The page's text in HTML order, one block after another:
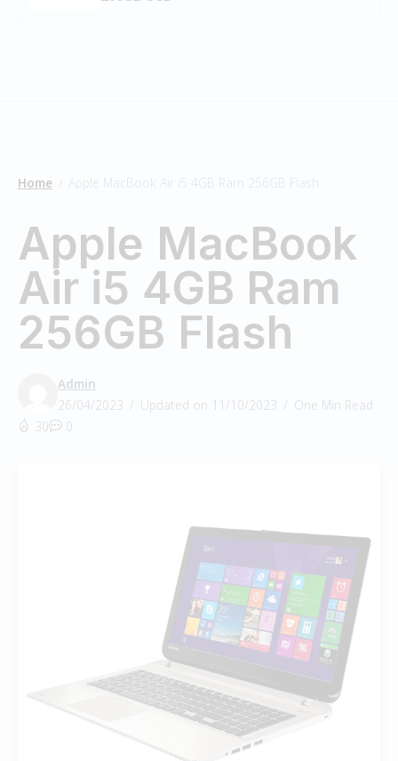
Home Apple MacBook Air i5 4GB Ram 256GB Flash
Apple MacBook
Air i5 4GB Ram
256GB Flash
Admin
26/04/2023
Updated on 11/10/2023
One Min Read
30
0